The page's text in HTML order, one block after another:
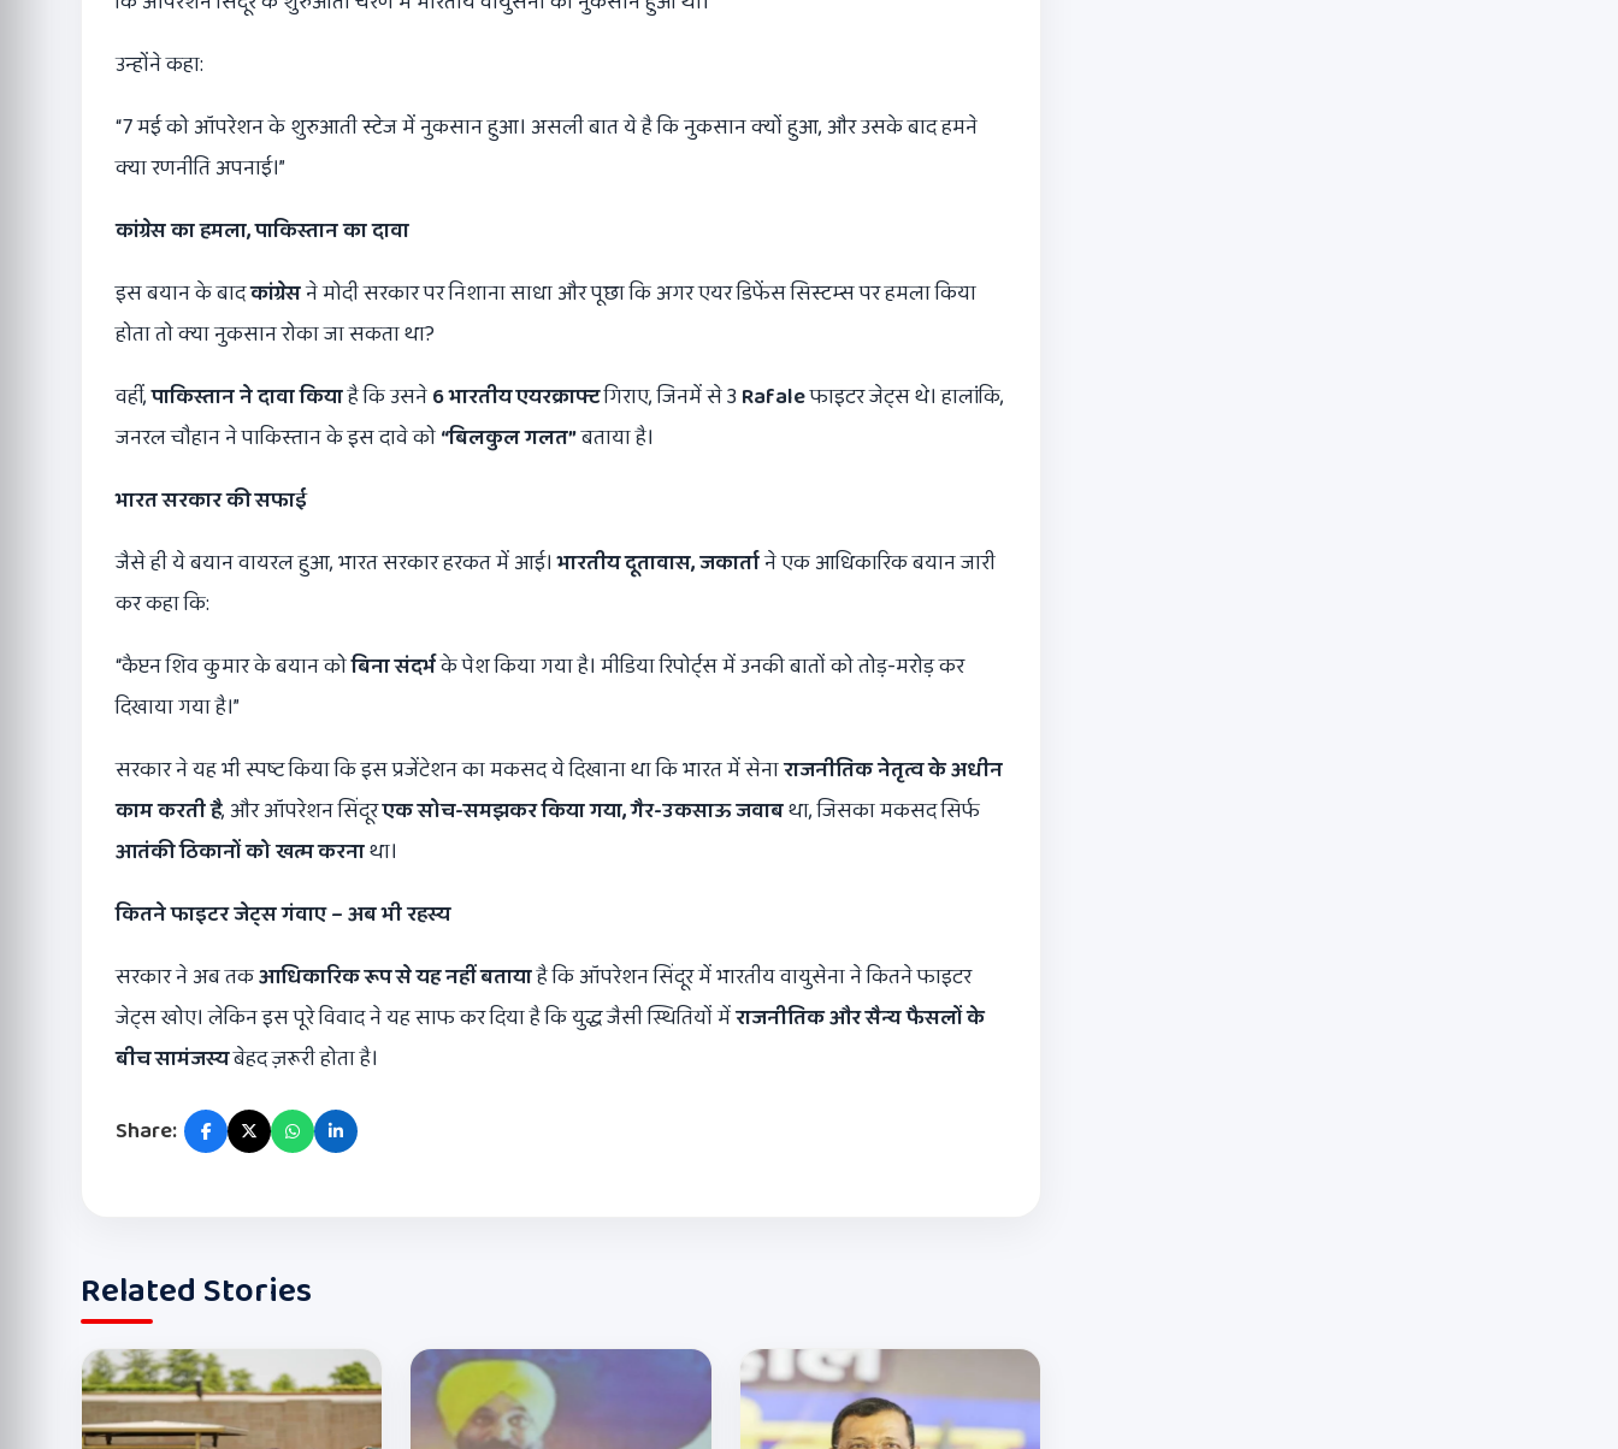
उन्होंने कहा:
“7 मई को ऑपरेशन के शुरुआती स्टेज में नुकसान हुआ। असली बात ये है कि नुकसान क्यों हुआ, और उसके बाद हमने
क्या रणनीति अपनाई।”
कांग्रेस का हमला,पाकिस्तान का दावा
इस बयान के बादकांग्रेसने मोदी सरकार पर निशाना साधा और पूछा कि अगर एयर डिफेंस सिस्टम्स पर हमला किया
होता तो क्या नुकसान रोका जा सकता था?
वहीं,पाकिस्तान ने दावा कियाहै कि उसने6भारतीय एयरक्राफ्टगिराए, जिनमें से 3Rafaleफाइटर जेट्स थे। हालांकि,
जनरल चौहान ने पाकिस्तान के इस दावे को“बिलकुल गलत”बताया है।
भारत सरकार की सफाई
जैसे ही ये बयान वायरल हुआ, भारत सरकार हरकत में आई।भारतीय दूतावास,जकार्ताने एक आधिकारिक बयान जारी
कर कहा कि:
“कैप्टन शिव कुमार के बयान कोबिना संदर्भके पेश किया गया है। मीडिया रिपोर्ट्स में उनकी बातों को तोड़-मरोड़ कर
दिखाया गया है।”
सरकार ने यह भी स्पष्ट किया कि इस प्रजेंटेशन का मकसद ये दिखाना था कि भारत में सेनाराजनीतिक नेतृत्व के अधीन
काम करती है, और ऑपरेशन सिंदूरएक सोच-समझकर किया गया,गैर-उकसाऊ जवाबथा, जिसका मकसद सिर्फ
आतंकी ठिकानों को खत्म करनाथा।
कितने फाइटर जेट्स गंवाए–अब भी रहस्य
सरकार ने अब तकआधिकारिक रूप से यह नहीं बतायाहै कि ऑपरेशन सिंदूर में भारतीय वायुसेना ने कितने फाइटर
जेट्स खोए। लेकिन इस पूरे विवाद ने यह साफ कर दिया है कि युद्ध जैसी स्थितियों मेंराजनीतिक और सैन्य फैसलों के
बीच सामंजस्यबेहद ज़रूरी होता है।
Share:
Related Stories